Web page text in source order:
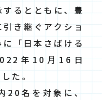
るとともに、豊
き継ぐアクショ
「日本さばける
年10月16日
た。
20名を対象に、